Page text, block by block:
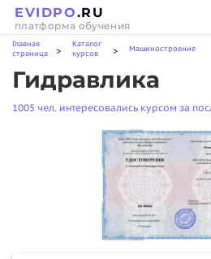
EVIDPO.RU
платформа обучения
Главная
страница
>
Каталог
курсов
> Машиностроение
Гидравлика
1005 чел. интересовались курсом за